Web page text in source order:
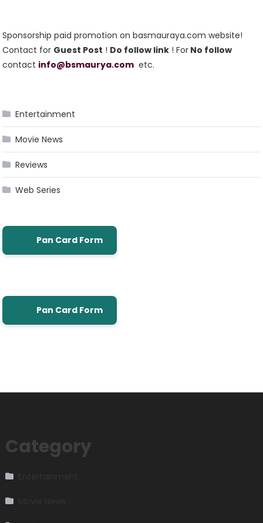
Sponsorship paid promotion on basmauraya.com website!
Contact for Guest Post ! Do follow link ! For No follow
contact info@bsmaurya.com etc.
Entertainment
Movie News
Reviews
Web Series
Pan Card Form
Pan Card Form
Category